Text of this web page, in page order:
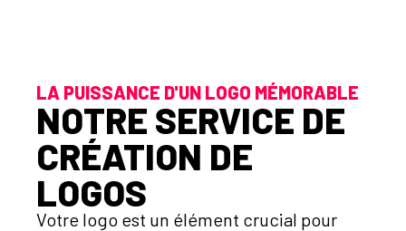
LA PUISSANCE D'UN LOGO MÉMORABLE
NOTRE SERVICE DE
CRÉATION DE
LOGOS
Votre logo est un élément crucial pour